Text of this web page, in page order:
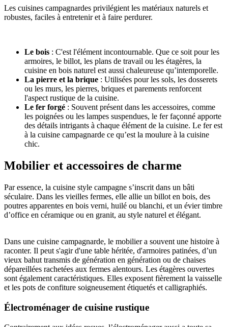
Lire l'article
Les cuisines campagnardes privilégient les matériaux naturels et
robustes, faciles à entretenir et à faire perdurer.
Le bois : C'est l'élément incontournable. Que ce soit pour les
armoires, le billot, les plans de travail ou les étagères, la
cuisine en bois naturel est aussi chaleureuse qu’intemporelle.
La pierre et la brique : Utilisées pour les sols, les dosserets
ou les murs, les pierres, briques et parements renforcent
l'aspect rustique de la cuisine.
Le fer forgé : Souvent présent dans les accessoires, comme
les poignées ou les lampes suspendues, le fer façonné apporte
des détails intrigants à chaque élément de la cuisine. Le fer est
à la cuisine campagnarde ce qu’est la moulure à la cuisine
chic.
Mobilier et accessoires de charme
Par essence, la cuisine style campagne s’inscrit dans un bâti
séculaire. Dans les vieilles fermes, elle allie un billot en bois, des
poutres apparentes en bois verni, huilé ou blanchi, et un évier timbre
d’office en céramique ou en granit, au style naturel et élégant.
Dans une cuisine campagnarde, le mobilier a souvent une histoire à
raconter. Il peut s'agir d'une table héritée, d'armoires patinées, d’un
vieux bahut transmis de génération en génération ou de chaises
dépareillées rachetées aux fermes alentours. Les étagères ouvertes
sont également caractéristiques. Elles exposent fièrement la vaisselle
et les pots de confiture soigneusement étiquetés et calligraphiés.
Électroménager de cuisine rustique